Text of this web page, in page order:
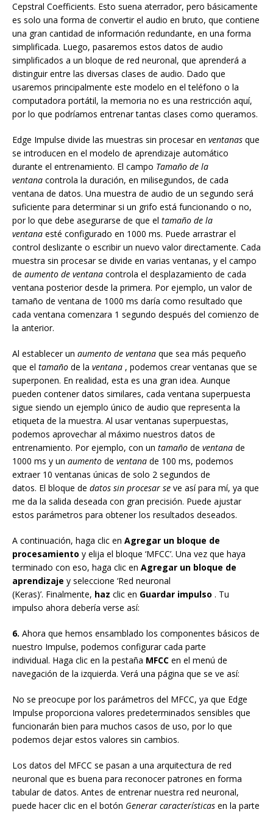
Cepstral Coefficients. Esto suena aterrador, pero básicamente
es solo una forma de convertir el audio en bruto, que contiene
una gran cantidad de información redundante, en una forma
simplificada. Luego, pasaremos estos datos de audio
simplificados a un bloque de red neuronal, que aprenderá a
distinguir entre las diversas clases de audio. Dado que
usaremos principalmente este modelo en el teléfono o la
computadora portátil, la memoria no es una restricción aquí,
por lo que podríamos entrenar tantas clases como queramos.
Edge Impulse divide las muestras sin procesar en ventanas que
se introducen en el modelo de aprendizaje automático
durante el entrenamiento. El campo Tamaño de la
ventana controla la duración, en milisegundos, de cada
ventana de datos. Una muestra de audio de un segundo será
suficiente para determinar si un grifo está funcionando o no,
por lo que debe asegurarse de que el tamaño de la
ventana esté configurado en 1000 ms. Puede arrastrar el
control deslizante o escribir un nuevo valor directamente. Cada
muestra sin procesar se divide en varias ventanas, y el campo
de aumento de ventana controla el desplazamiento de cada
ventana posterior desde la primera. Por ejemplo, un valor de
tamaño de ventana de 1000 ms daría como resultado que
cada ventana comenzara 1 segundo después del comienzo de
la anterior.
Al establecer un aumento de ventana que sea más pequeño
que el tamaño de la ventana , podemos crear ventanas que se
superponen. En realidad, esta es una gran idea. Aunque
pueden contener datos similares, cada ventana superpuesta
sigue siendo un ejemplo único de audio que representa la
etiqueta de la muestra. Al usar ventanas superpuestas,
podemos aprovechar al máximo nuestros datos de
entrenamiento. Por ejemplo, con un tamaño de ventana de
1000 ms y un aumento de ventana de 100 ms, podemos
extraer 10 ventanas únicas de solo 2 segundos de
datos. El bloque de datos sin procesar se ve así para mí, ya que
me da la salida deseada con gran precisión. Puede ajustar
estos parámetros para obtener los resultados deseados.
A continuación, haga clic en Agregar un bloque de
procesamiento y elija el bloque ‘MFCC’. Una vez que haya
terminado con eso, haga clic en Agregar un bloque de
aprendizaje y seleccione ‘Red neuronal
(Keras)’. Finalmente, haz clic en Guardar impulso . Tu
impulso ahora debería verse así:
6. Ahora que hemos ensamblado los componentes básicos de
nuestro Impulse, podemos configurar cada parte
individual. Haga clic en la pestaña MFCC en el menú de
navegación de la izquierda. Verá una página que se ve así:
No se preocupe por los parámetros del MFCC, ya que Edge
Impulse proporciona valores predeterminados sensibles que
funcionarán bien para muchos casos de uso, por lo que
podemos dejar estos valores sin cambios.
Los datos del MFCC se pasan a una arquitectura de red
neuronal que es buena para reconocer patrones en forma
tabular de datos. Antes de entrenar nuestra red neuronal,
puede hacer clic en el botón Generar características en la parte